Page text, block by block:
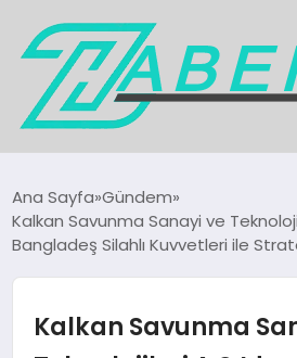
GÜNDEM
Ana Sayfa Gündem
Kalkan Savunma Sanayi ve
Bangladeş Silahlı Kuvvetleri ile
Kalkan Savunma